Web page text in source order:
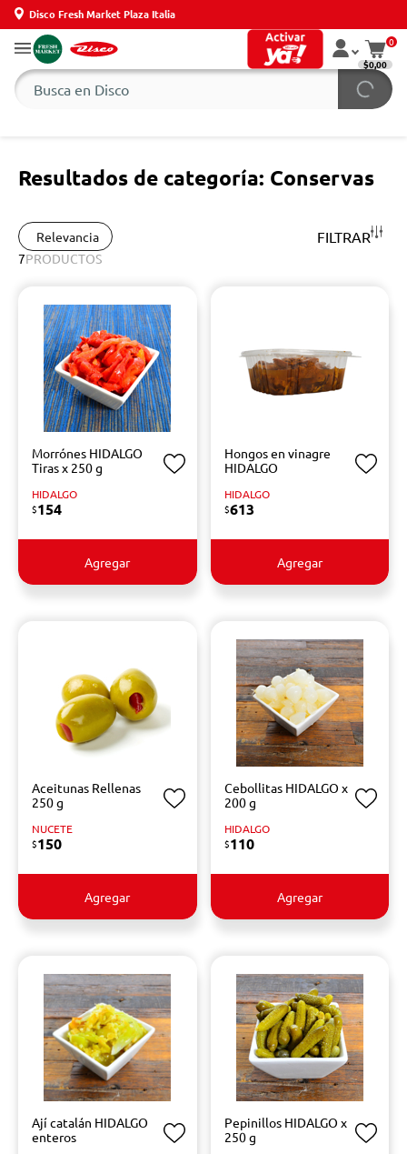
Disco Fresh Market Plaza Italia
0
$0,00
Resultados de categoría: Conservas
Relevancia FILTRAR
7PRODUCTOS
Morrónes HIDALGO
Tiras x 250 g
HIDALGO
$154
Agregar
Hongos en vinagre
HIDALGO
HIDALGO
$613
Agregar
Aceitunas Rellenas
250 g
NUCETE
$150
Agregar
Cebollitas HIDALGO x
200 g
HIDALGO
$110
Agregar
Ají catalán HIDALGO
enteros
Pepinillos HIDALGO x
250 g